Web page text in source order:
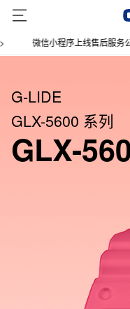
微信小程序上线售后服务公告
G-LIDE
GLX-5600 系列
GLX-